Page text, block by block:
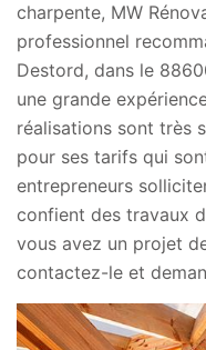
charpente, MW
professionnel
Destord, dans le
une grande
réalisations sont très
pour ses tarifs qui
entrepreneurs
confient des travaux
vous avez un projet
contactez-le et